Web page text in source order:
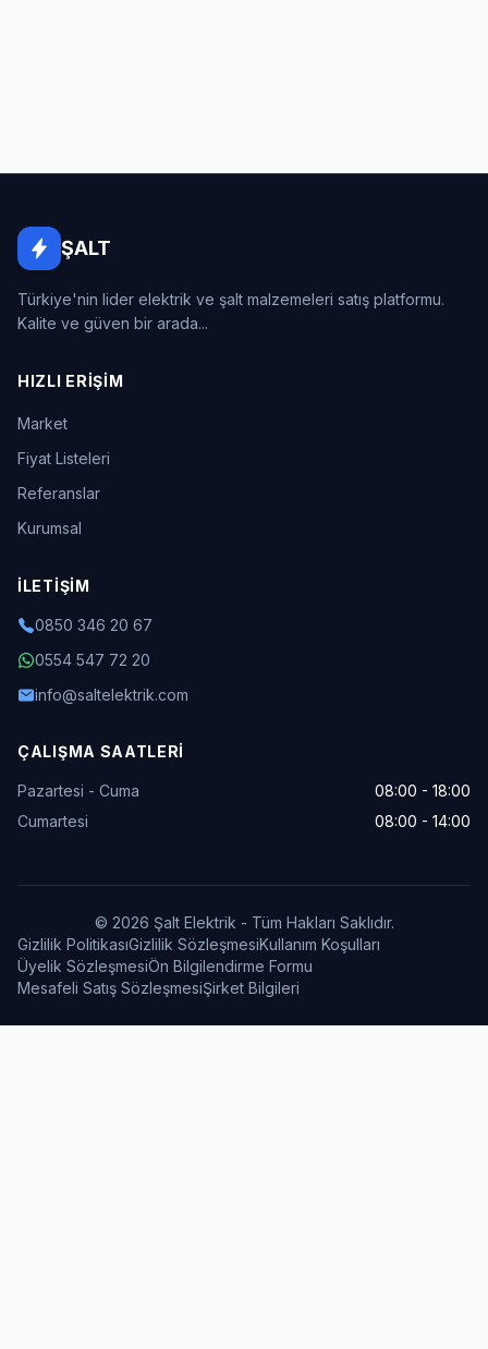
ŞALT
Türkiye'nin lider elektrik ve şalt malzemeleri satış platformu.
Kalite ve güven bir arada...
HIZLI ERIŞIM
Market
Fiyat Listeleri
Referanslar
Kurumsal
İLETIŞIM
0850 346 20 67
0554 547 72 20
info@saltelektrik.com
ÇALIŞMA SAATLERI
Pazartesi - Cuma
08:00 - 18:00
Cumartesi
08:00 - 14:00
© 2026 Şalt Elektrik - Tüm Hakları Saklıdır.
Gizlilik PolitikasıGizlilik SözleşmesiKullanım Koşulları
Üyelik SözleşmesiÖn Bilgilendirme Formu
Mesafeli Satış SözleşmesiŞirket Bilgileri